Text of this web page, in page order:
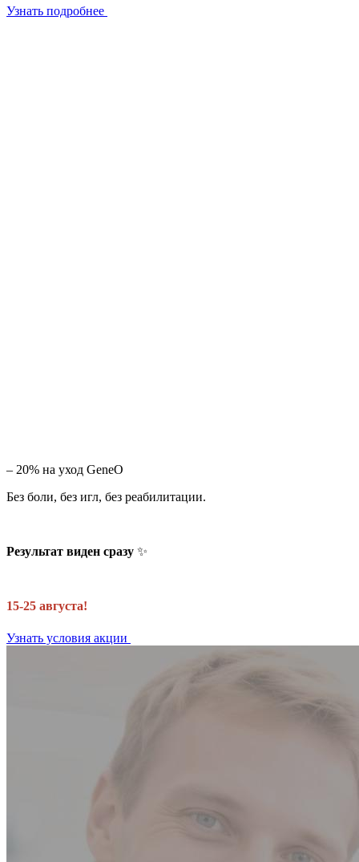
Узнать подробнее
– 20% на уход GeneO
Без боли, без игл, без реабилитации.
Результат виден сразу ✨
15-25 августа!
Узнать условия акции